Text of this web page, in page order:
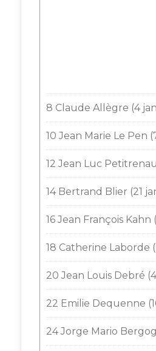
8 Claude Allègre (4
10 Jean Marie Le Pen
12 Jean Luc
14 Bertrand Blier (21
16 Jean François Kahn
18 Catherine Laborde
20 Jean Louis Debré
22 Emilie Dequenne
24 Jorge Mario